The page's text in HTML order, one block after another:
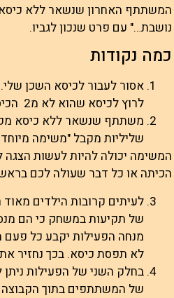
המשתתף האחרון שנשאר ללא
נושבת…" עם פרט שנכון לגביו.
כמה נקודות
אסור לעבור לכיסא השכן
לרוץ לכיסא שהוא לא מ2 הכיסאות שלידי.
משתתף שנשאר ללא כיסא
שליליות מקבל "משימה
הכיתה או כל דבר שעולה לכם
לעיתים קרובות הילדים
של תקיעות במשחק כי הם
מנחה הפעילות יקבע כל
לא תפסת כיסא. בכך נחזיר את
בחלק השני של הפעילות
של המשתתפים בתוך הקבוצה